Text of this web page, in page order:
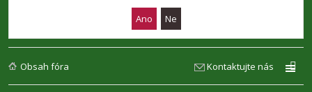
Obsah fóra Kontaktujte nás